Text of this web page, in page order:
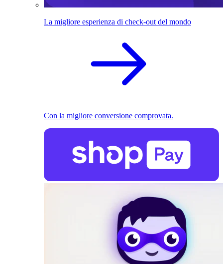
La migliore esperienza di check-out del mondo
Con la migliore conversione comprovata.